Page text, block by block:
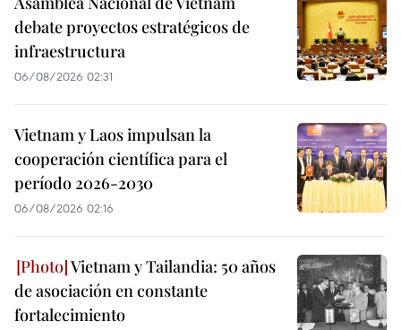
debate proyectos estratégicos de
infraestructura
06/08/2026 02:31
Vietnam y Laos impulsan la
cooperación científica para el
período 2026-2030
06/08/2026 02:16
Vietnam y Tailandia: 50 años
de asociación en constante
fortalecimiento